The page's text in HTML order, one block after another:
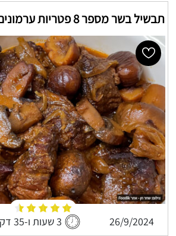
תבשיל בשר מספר 8 פטריות ערמונים ובצל
26/9/2024 3 שעות ו-35 דקות